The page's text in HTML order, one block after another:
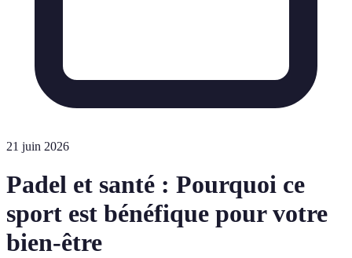
21 juin 2026
Padel et santé : Pourquoi ce
sport est bénéfique pour votre
bien-être